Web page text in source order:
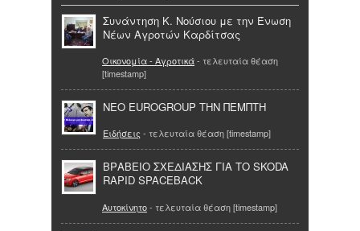
Συνάντηση Κ. Νούσιου με την Ένωση
Νέων Αγροτών Καρδίτσας
Οικονομία - Αγροτικά- τελευταία θέαση
[timestamp]
ΝΕΟ EUROGROUP ΤΗΝ ΠΕΜΠΤΗ
Ειδήσεις - τελευταία θέαση [timestamp]
ΒΡΑΒΕΙΟ ΣΧΕΔΙΑΣΗΣ ΓΙΑ ΤΟ SKODA
RAPID SPACEBACK
Αυτοκίνητο- τελευταία θέαση [timestamp]